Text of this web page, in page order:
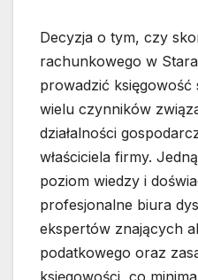
Decyzja o tym, czy
rachunkowego w
prowadzić księgowość
wielu czynników
działalności
właściciela firmy.
poziom wiedzy i
profesjonalne biura
ekspertów znających
podatkowego oraz